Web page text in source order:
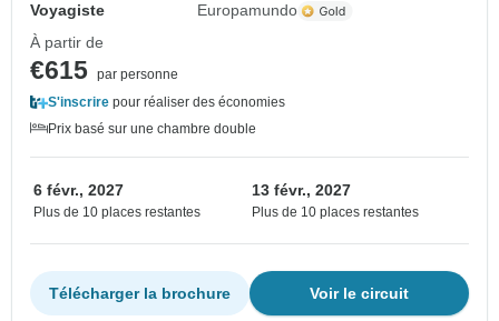
Voyagiste
Europamundo
À partir de
€615 par personne
S'inscrire pour réaliser des économies
Prix basé sur une chambre double
6 févr., 2027
Plus de 10 places restantes
13 févr., 2027
Plus de 10 places restantes
Voir le circuit
Télécharger la brochure